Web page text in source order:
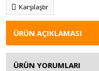
Karşılaştır
ÜRÜN AÇIKLAMASI
ÜRÜN YORUMLARI